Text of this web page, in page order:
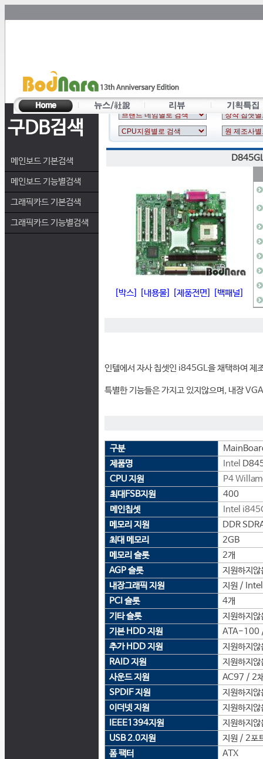
구DB검색
메인보드 기본검색
메인보드 기능별검색
그래픽카드 기본검색
그래픽카드 기능별검색
[박스] [내용물] [제품전면] [백패널]
인텔에서 자사 칩셋인 i845GL을 채택하여 제
특별한 기능들은 가지고 있지않으며, 내장
구분
제품명
Intel
CPU 지원
P4
최대FSB지원
400
메인칩셋
Intel
메모리 지원
DDR
최대 메모리
2GB
메모리 슬롯
2개
AGP 슬롯
지원하지않
내장그래픽 지원
지원 /
PCI 슬롯
4개
기타 슬롯
지원하지않
기본 HDD 지원
ATA-100
추가 HDD 지원
지원하지않
RAID 지원
지원하지않
사운드 지원
AC97 / 2
SPDIF 지원
지원하지않
이더넷 지원
지원하지않
IEEE1394지원
지원하지않
USB 2.0지원
지원 / 2포
폼 팩터
ATX